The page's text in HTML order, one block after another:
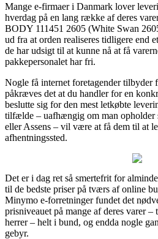
Mange e-firmaer i Danmark lover
hverdag på en lang række af deres
BODY 111451 2605 (White Swan
ud fra at orden realiseres tidligere end
de har udsigt til at kunne nå at få
pakkepersonalet har fri.
Nogle få internet foretagender tilbyder
påkræves det at du handler for en
beslutte sig for den mest letkøbte
tilfælde – uafhængig om man
eller Assens – vil være at få dem til at
afhentningssted.
Det er i dag ret så smertefrit for
til de bedste priser på tværs af online
Minymo e-forretninger fundet det
prisniveauet på mange af deres varer
herrer – helt i bund, og endda nogle
gebyr.